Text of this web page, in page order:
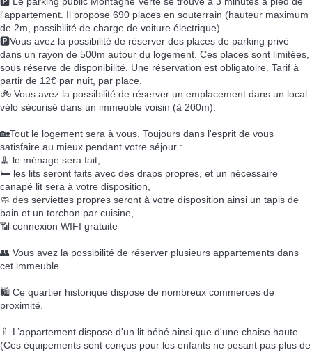
🅿️ Le parking public Montagne Verte se trouve à 3 minutes à pied de
l'appartement. Il propose 690 places en souterrain (hauteur maximum
de 2m, possibilité de charge de voiture électrique).
🅿️Vous avez la possibilité de réserver des places de parking privé
dans un rayon de 500m autour du logement. Ces places sont limitées,
sous réserve de disponibilité. Une réservation est obligatoire. Tarif à
partir de 12€ par nuit, par place.
🚲 Vous avez la possibilité de réserver un emplacement dans un local
vélo sécurisé dans un immeuble voisin (à 200m).
🏡Tout le logement sera à vous. Toujours dans l'esprit de vous
satisfaire au mieux pendant votre séjour :
🧹 le ménage sera fait,
🛏️ les lits seront faits avec des draps propres, et un nécessaire
canapé lit sera à votre disposition,
🧼 des serviettes propres seront à votre disposition ainsi un tapis de
bain et un torchon par cuisine,
📶 connexion WIFI gratuite
👥 Vous avez la possibilité de réserver plusieurs appartements dans
cet immeuble.
🛍️ Ce quartier historique dispose de nombreux commerces de
proximité.
🍼 L’appartement dispose d'un lit bébé ainsi que d'une chaise haute
(Ces équipements sont conçus pour les enfants ne pesant pas plus de